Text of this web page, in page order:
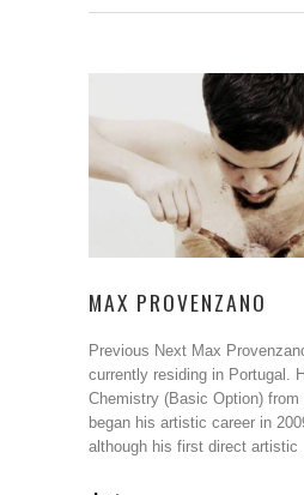
MAX PROVENZANO
Previous Next Max
currently residing in Portugal.
Chemistry (Basic Option) from
began his artistic career in
although his first direct artistic